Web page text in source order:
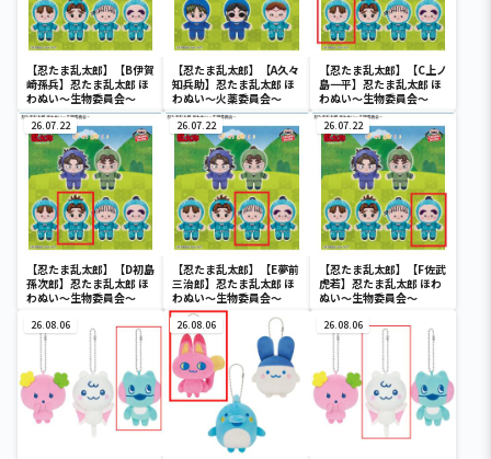
【忍たま乱太郎】【B伊賀
崎孫兵】忍たま乱太郎 ほ
わぬい～生物委員会～
【忍たま乱太郎】【A久々
知兵助】忍たま乱太郎 ほ
わぬい～火薬委員会～
【忍たま乱太郎】【C上ノ
島一平】忍たま乱太郎 ほ
わぬい～生物委員会～
26.07.22
【忍たま乱太郎】【D初島
孫次郎】忍たま乱太郎 ほ
わぬい～生物委員会～
26.07.22
【忍たま乱太郎】【E夢前
三治郎】忍たま乱太郎 ほ
わぬい～生物委員会～
26.07.22
【忍たま乱太郎】【F佐武
虎若】忍たま乱太郎 ほわ
ぬい～生物委員会～
26.08.06 26.08.06 26.08.06